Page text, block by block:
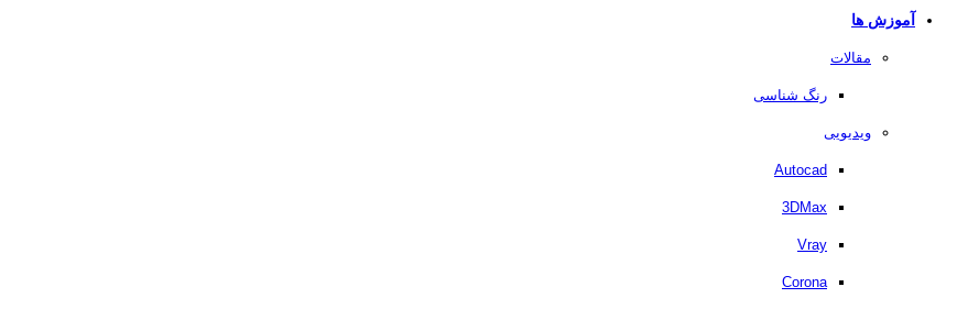
آموزش ها
مقالات
رنگ شناسی
ویدیویی
Autocad
3DMax
Vray
Corona